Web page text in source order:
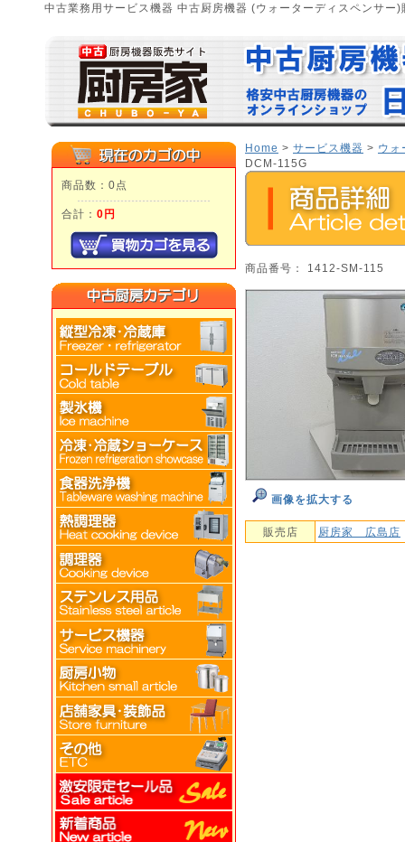
中古業務用サービス機器 中古厨房機器 (ウォーターディスペンサー)
商品数：0点
合計： 0円
Home > サービス機器 > ウォ
DCM-115G
商品番号： 1412-SM-115
画像を拡大する
販売店 厨房家 広島店